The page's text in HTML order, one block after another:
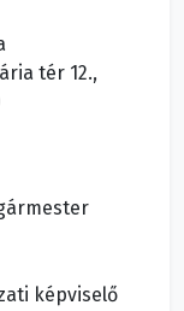
tér 12.,
képviselő